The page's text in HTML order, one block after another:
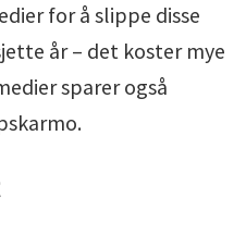
for å slippe disse
år – det koster mye
sparer også